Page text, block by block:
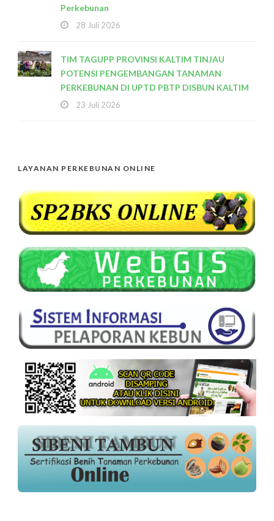
Perkebunan
28 Juli 2026
TIM TAGUPP PROVINSI KALTIM TINJAU
POTENSI PENGEMBANGAN TANAMAN
PERKEBUNAN DI UPTD PBTP DISBUN KALTIM
23 Juli 2026
LAYANAN PERKEBUNAN ONLINE